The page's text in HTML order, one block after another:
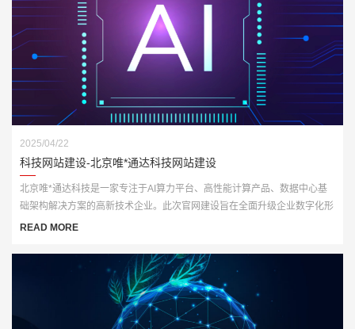
2025/04/22
科技网站建设-北京唯*通达科技网站建设
北京唯*通达科技是一家专注于AI算力平台、高性能计算产品、数据中心基
础架构解决方案的高新技术企业。此次官网建设旨在全面升级企业数字化形
象，打造一个集展示、推广与技术服务于一体的多功能门户网站。
READ MORE